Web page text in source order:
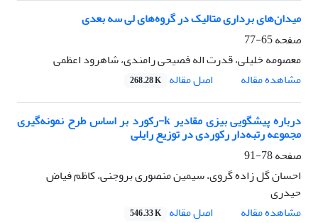
میدان‌های برداری متالیک در گروه‌های لی سه بعدی
صفحه65-77
معصومه خلیلی، قدرت اله فصیحی رامندی، شاهرود اعظمی
مشاهده مقاله
اصل مقاله 268.28 K
دربار‌ه پیشگویی بیزی مقادیر k-رکورد بر اساس طرح نمونه‌گیری‌‌
مجموعه رتبه‌دار رکوردی در توزیع رایلی
صفحه78-91
احسان گل زاده گروی، سیمین منصوری بروجنی، کاظم فیاض
حیدری
مشاهده مقاله
اصل مقاله 546.33 K